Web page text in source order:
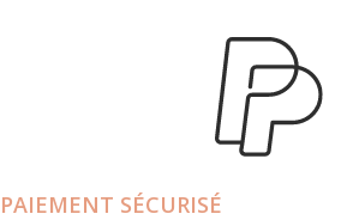
PAIEMENT SÉCURISÉ